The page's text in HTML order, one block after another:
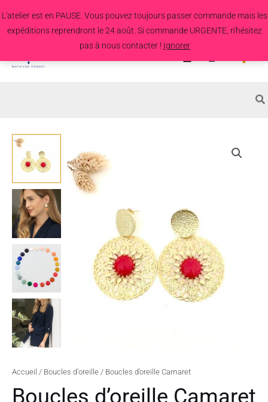
L'atelier est en PAUSE. Vous pouvez toujours passer commande mais les
expéditions reprendront le 24 août. Si commande URGENTE, n'hésitez
pas à nous contacter ! Ignorer
au
contenu
Accueil / Boucles d'oreille / Boucles d’oreille Camaret
Boucles d’oreille Camaret
quantité
Boucles
d'oreille
Camaret